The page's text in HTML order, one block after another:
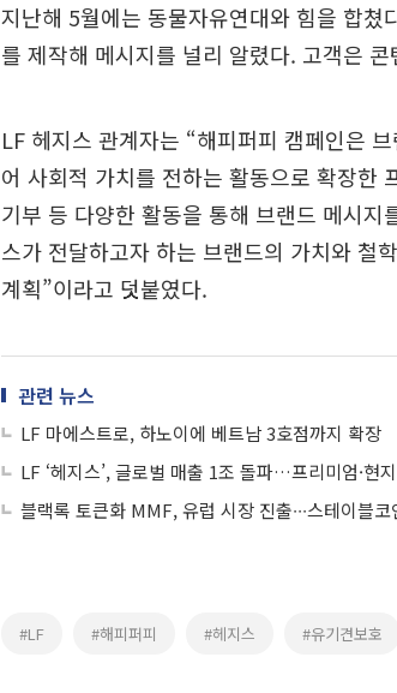
지난해 5월에는 동물자유연대와 힘을 합
를 제작해 메시지를 널리 알렸다. 고객은
LF 헤지스 관계자는 “해피퍼피 캠페인은
어 사회적 가치를 전하는 활동으로 확장한
기부 등 다양한 활동을 통해 브랜드 메시지
스가 전달하고자 하는 브랜드의 가치와 철
계획”이라고 덧붙였다.
관련 뉴스
LF 마에스트로, 하노이에 베트남 3호점까지 확장
LF ‘헤지스’, 글로벌 매출 1조 돌파…프리미엄·현
블랙록 토큰화 MMF, 유럽 시장 진출∙∙∙스테이블
#LF #해피퍼피 #헤지스 #유기견보호